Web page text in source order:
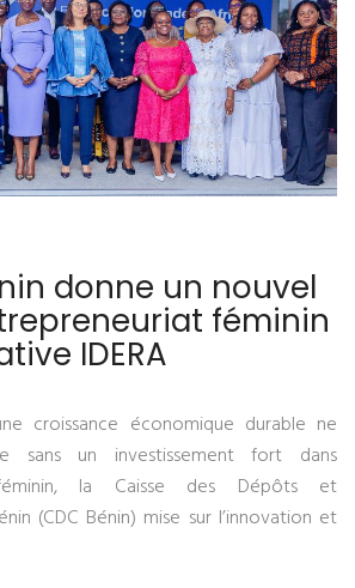
donne un nouvel
féminin
IDERA
croissance économique durable ne
sans un investissement fort dans
féminin, la Caisse des Dépôts et
(CDC Bénin) mise sur l’innovation et